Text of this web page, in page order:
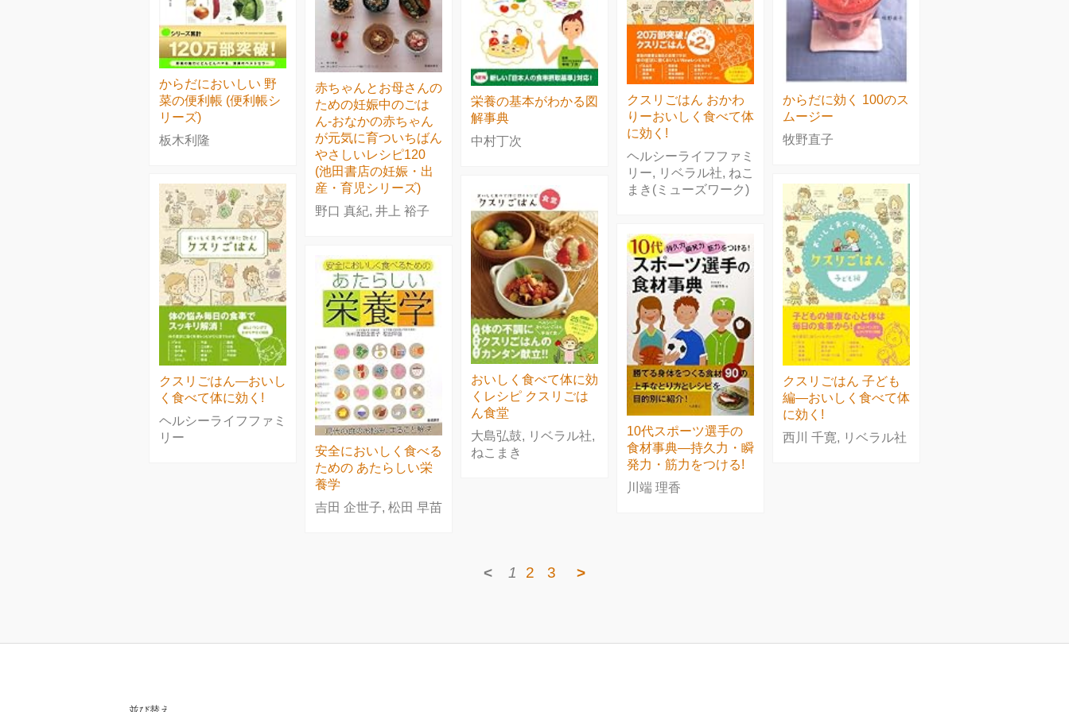
からだにおいしい 野
菜の便利帳 (便利帳シ
リーズ)
板木利隆
赤ちゃんとお母さんの
ための妊娠中のごは
ん-おなかの赤ちゃん
が元気に育ついちばん
やさしいレシピ120
(池田書店の妊娠・出
産・育児シリーズ)
野口 真紀, 井上 裕子
栄養の基本がわかる図
解事典
中村丁次
クスリごはん おかわ
りーおいしく食べて体
に効く!
ヘルシーライフファミ
リー, リベラル社, ねこ
まき(ミューズワーク)
からだに効く 100のス
ムージー
牧野直子
クスリごはん―おいし
く食べて体に効く!
ヘルシーライフファミ
リー
クスリごはん 子ども
編―おいしく食べて体
に効く!
西川 千寛, リベラル社
おいしく食べて体に効
くレシピ クスリごは
ん食堂
大島弘鼓, リベラル社,
ねこまき
10代スポーツ選手の
食材事典―持久力・瞬
発力・筋力をつける!
川端 理香
安全においしく食べる
ための あたらしい栄
養学
吉田 企世子, 松田 早苗
< 1 2 3 >